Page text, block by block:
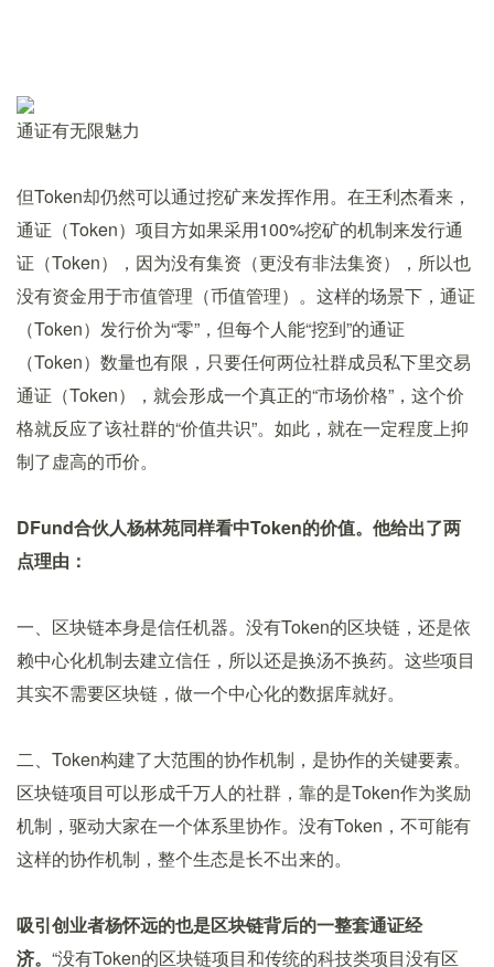
通证有无限魅力
但Token却仍然可以通过挖矿来发挥作用。在王利杰看来，
通证（Token）项目方如果采用100%挖矿的机制来发行通
证（Token），因为没有集资（更没有非法集资），所以也
没有资金用于市值管理（币值管理）。这样的场景下，通证
（Token）发行价为“零”，但每个人能“挖到”的通证
（Token）数量也有限，只要任何两位社群成员私下里交易
通证（Token），就会形成一个真正的“市场价格”，这个价
格就反应了该社群的“价值共识”。如此，就在一定程度上抑
制了虚高的币价。
DFund合伙人杨林苑同样看中Token的价值。他给出了两
点理由：
一、区块链本身是信任机器。没有Token的区块链，还是依
赖中心化机制去建立信任，所以还是换汤不换药。这些项目
其实不需要区块链，做一个中心化的数据库就好。
二、Token构建了大范围的协作机制，是协作的关键要素。
区块链项目可以形成千万人的社群，靠的是Token作为奖励
机制，驱动大家在一个体系里协作。没有Token，不可能有
这样的协作机制，整个生态是长不出来的。
吸引创业者杨怀远的也是区块链背后的一整套通证经
济。 “没有Token的区块链项目和传统的科技类项目没有区